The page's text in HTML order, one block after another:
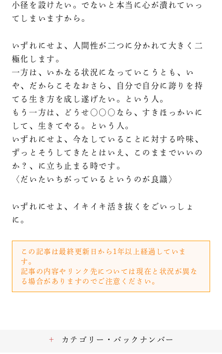
小径を設けたい。でないと本当に心が潰れていっ
てしまいますから。
いずれにせよ、人間性が二つに分かれて大きく二
極化します。
一方は、いかなる状況になっていこうとも、い
や、だからこそなおさら、自分で自分に誇りを持
てる生き方を成し遂げたい。という人。
もう一方は、どうせ〇〇〇なら、すきほっかいに
して、生きてやる。という人。
いずれにせよ、今なしていることに対する吟味、
ずっとそうしてきたとはいえ、このままでいいの
か？、に立ち止まる時です。
〈だいたいちがっているというのが良識〉
いずれにせよ、イキイキ活き抜くをごいっしょ
に。
この記事は最終更新日から1年以上経過していま
す。
記事の内容やリンク先については現在と状況が異な
る場合がありますのでご注意ください。
カテゴリー・バックナンバー